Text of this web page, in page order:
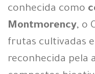
conhecida como
Montmorency, o
frutas cultivadas
reconhecida pela